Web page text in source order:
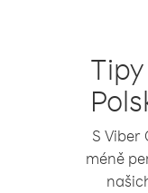
S Viber
méně